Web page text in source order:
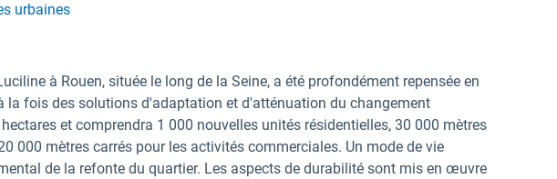
urbaines
à Rouen, située le long de la Seine, a été profondément repensée en
la fois des solutions d'adaptation et d'atténuation du changement
et comprendra 1 000 nouvelles unités résidentielles, 30 000 mètres
000 mètres carrés pour les activités commerciales. Un mode de vie
de la refonte du quartier. Les aspects de durabilité sont mis en œuvre